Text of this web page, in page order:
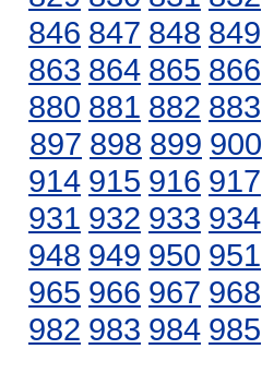
846 847 848 849
863 864 865 866
880 881 882 883
897 898 899 900
914 915 916 917
931 932 933 934
948 949 950 951
965 966 967 968
982 983 984 985